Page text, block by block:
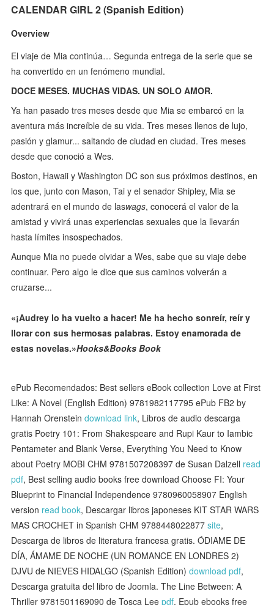
CALENDAR GIRL 2 (Spanish Edition)
Overview
El viaje de Mia continúa… Segunda entrega de la serie que se
ha convertido en un fenómeno mundial.
DOCE MESES. MUCHAS VIDAS. UN SOLO AMOR.
Ya han pasado tres meses desde que Mia se embarcó en la
aventura más increíble de su vida. Tres meses llenos de lujo,
pasión y glamur... saltando de ciudad en ciudad. Tres meses
desde que conoció a Wes.
Boston, Hawaii y Washington DC son sus próximos destinos, en
los que, junto con Mason, Tai y el senador Shipley, Mia se
adentrará en el mundo de laswags, conocerá el valor de la
amistad y vivirá unas experiencias sexuales que la llevarán
hasta límites insospechados.
Aunque Mia no puede olvidar a Wes, sabe que su viaje debe
continuar. Pero algo le dice que sus caminos volverán a
cruzarse...
«¡Audrey lo ha vuelto a hacer! Me ha hecho sonreír, reír y
llorar con sus hermosas palabras. Estoy enamorada de
estas novelas.»Hooks&Books Book
ePub Recomendados: Best sellers eBook collection Love at First
Like: A Novel (English Edition) 9781982117795 ePub FB2 by
Hannah Orensteindownload link, Libros de audio descarga
gratis Poetry 101: From Shakespeare and Rupi Kaur to Iambic
Pentameter and Blank Verse, Everything You Need to Know
about Poetry MOBI CHM 9781507208397 de Susan Dalzell read
pdf, Best selling audio books free download Choose FI: Your
Blueprint to Financial Independence 9780960058907 English
version read book, Descargar libros japoneses KIT STAR WARS
MAS CROCHET in Spanish CHM 9788448022877site,
Descarga de libros de literatura francesa gratis. ÓDIAME DE
DÍA, ÁMAME DE NOCHE (UN ROMANCE EN LONDRES 2)
DJVU de NIEVES HIDALGO (Spanish Edition)download pdf,
Descarga gratuita del libro de Joomla. The Line Between: A
Thriller 9781501169090 de Tosca Leepdf, Epub ebooks free